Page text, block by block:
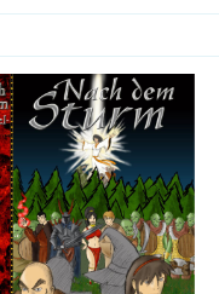
2nd – Nach
dem Sturm